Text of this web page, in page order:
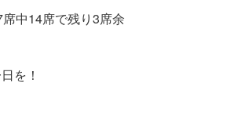
中14席で残り3席余
を！